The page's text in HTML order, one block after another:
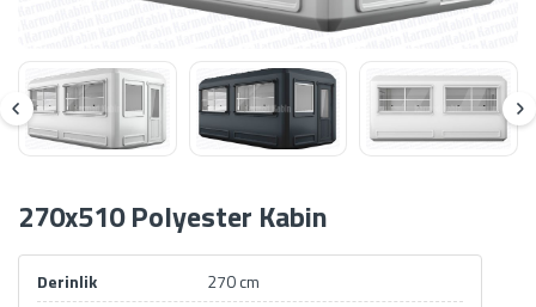
270x510 Polyester Kabin
Derinlik
270 cm